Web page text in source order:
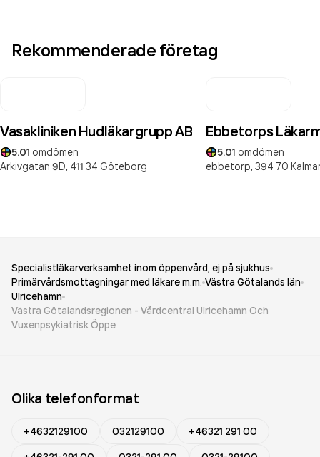
Rekommenderade företag
Vasakliniken Hudläkargrupp AB
5.01 omdömen
Arkivgatan 9D, 411 34 Göteborg
Ebbetorps
5.01 omdömen
ebbetorp, 394 70
Specialistläkarverksamhet inom öppenvård, ej på sjukhus
Primärvårdsmottagningar med läkare m.m. Västra Götalands län
Ulricehamn
Västra Götalandsregionen - Vårdcentral Ulricehamn Och
Vuxenpsykiatrisk Öppe
Olika telefonformat
+4632129100 032129100
+46321 291 00